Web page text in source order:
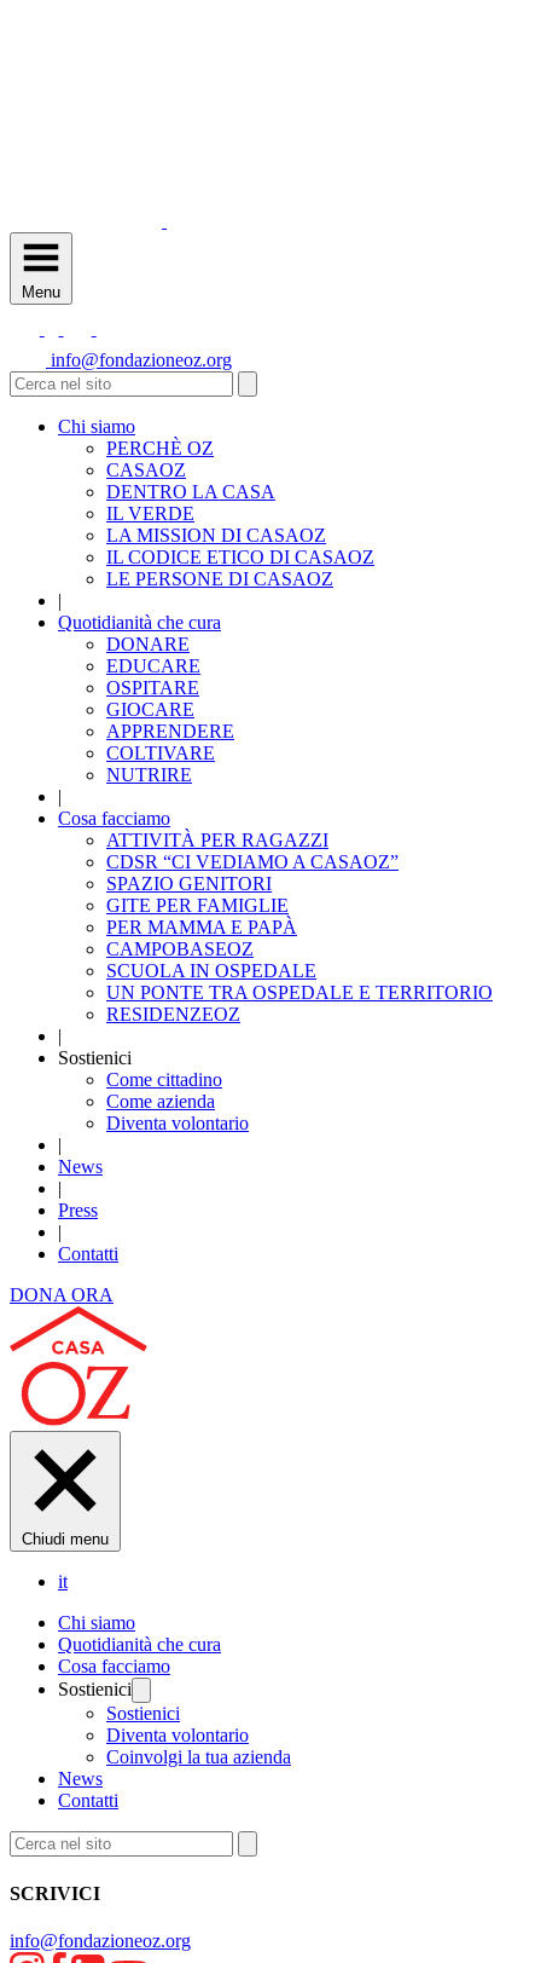
Menu
info@fondazioneoz.org
Chi siamo
PERCHÈ OZ
CASAOZ
DENTRO LA CASA
IL VERDE
LA MISSION DI CASAOZ
IL CODICE ETICO DI CASAOZ
LE PERSONE DI CASAOZ
|
Quotidianità che cura
DONARE
EDUCARE
OSPITARE
GIOCARE
APPRENDERE
COLTIVARE
NUTRIRE
|
Cosa facciamo
ATTIVITÀ PER RAGAZZI
CDSR “CI VEDIAMO A CASAOZ”
SPAZIO GENITORI
GITE PER FAMIGLIE
PER MAMMA E PAPÀ
CAMPOBASEOZ
SCUOLA IN OSPEDALE
UN PONTE TRA OSPEDALE E TERRITORIO
RESIDENZEOZ
|
Sostienici
Come cittadino
Come azienda
Diventa volontario
|
News
|
Press
|
Contatti
DONA ORA
Chiudi menu
it
Chi siamo
Quotidianità che cura
Cosa facciamo
Sostienici
Sostienici
Diventa volontario
Coinvolgi la tua azienda
News
Contatti
SCRIVICI
info@fondazioneoz.org